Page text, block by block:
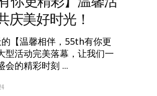
庆美好时光！
【温馨相伴，55th有你更
型活动完美落幕，让我们一
会的精彩时刻